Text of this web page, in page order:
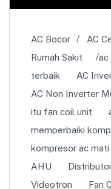
AC Bocor AC
Rumah Sakit
ac
terbaik
AC
AC Non Inverter
itu fan coil unit
memperbaiki
kompresor ac mati
AHU
Videotron
Fan